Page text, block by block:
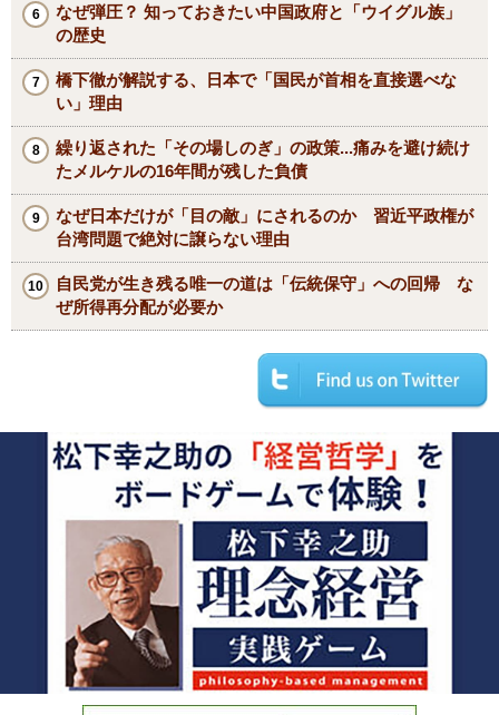
なぜ弾圧？ 知っておきたい中国政府と「ウイグル族」
の歴史
橋下徹が解説する、日本で「国民が首相を直接選べな
い」理由
繰り返された「その場しのぎ」の政策...痛みを避け続け
たメルケルの16年間が残した負債
なぜ日本だけが「目の敵」にされるのか 習近平政権が
台湾問題で絶対に譲らない理由
自民党が生き残る唯一の道は「伝統保守」への回帰 な
ぜ所得再分配が必要か